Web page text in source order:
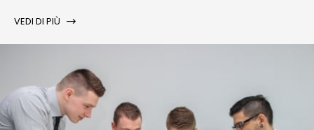
VEDI DI PIÙ